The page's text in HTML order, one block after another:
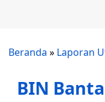
Beranda » Laporan
BIN